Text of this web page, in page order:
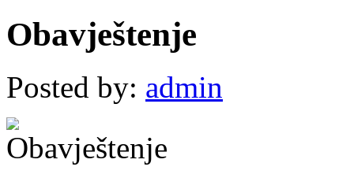
Obavještenje
Posted by: admin